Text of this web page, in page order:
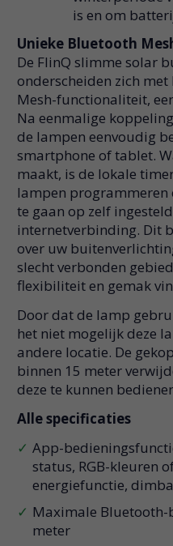
is en om
Unieke Bluetooth
De FlinQ slimme solar
onderscheiden zich
Mesh-functionaliteit,
Na eenmalige
de lampen eenvoudig
smartphone of tablet.
maakt, is de lokale
lampen
te gaan op zelf
internetverbinding. Dit
over uw
slecht verbonden
flexibiliteit en gemak
Door dat de lamp
het niet mogelijk deze
andere locatie. De
binnen 15 meter
deze te kunnen
Alle specificaties
App-
status, RGB-kleuren
energiefunctie,
Maximale Bluetooth-
meter